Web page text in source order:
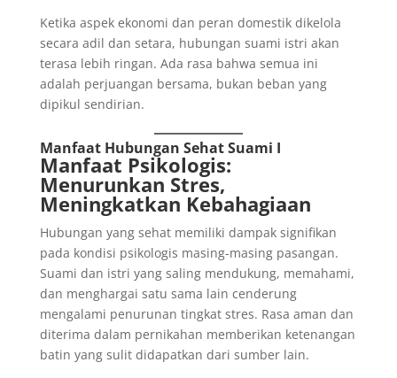
Ketika aspek ekonomi dan peran domestik dikelola
secara adil dan setara, hubungan suami istri akan
terasa lebih ringan. Ada rasa bahwa semua ini
adalah perjuangan bersama, bukan beban yang
dipikul sendirian.
Manfaat Hubungan Sehat Suami I
Manfaat Psikologis:
Menurunkan Stres,
Meningkatkan Kebahagiaan
Hubungan yang sehat memiliki dampak signifikan
pada kondisi psikologis masing-masing pasangan.
Suami dan istri yang saling mendukung, memahami,
dan menghargai satu sama lain cenderung
mengalami penurunan tingkat stres. Rasa aman dan
diterima dalam pernikahan memberikan ketenangan
batin yang sulit didapatkan dari sumber lain.